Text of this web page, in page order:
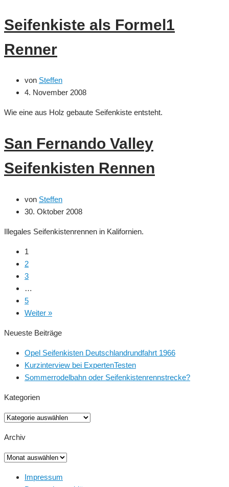
für
die
2009
Seifenkiste als Formel1
Renner
von Steffen
4. November 2008
Wie eine aus Holz gebaute Seifenkiste entsteht.
San Fernando Valley
Seifenkisten Rennen
von Steffen
30. Oktober 2008
Illegales Seifenkistenrennen in Kalifornien.
1
2
3
…
5
Weiter »
Neueste Beiträge
Opel Seifenkisten Deutschlandrundfahrt 1966
Kurzinterview bei ExpertenTesten
Sommerrodelbahn oder Seifenkistenrennstrecke?
Kategorien
Kategorien
Archiv
Archiv
Impressum